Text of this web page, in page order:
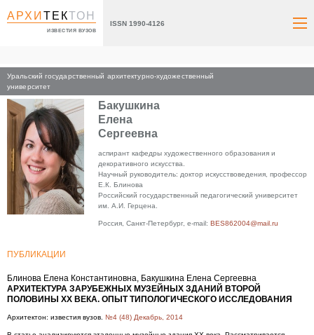
АРХИТЕКТОН
ИЗВЕСТИЯ ВУЗОВ
ISSN 1990-4126
Уральский государственный архитектурно-художественный
университет
Главная
Бакушкина
Елена
Сергеевна
аспирант кафедры художественного образования и
декоративного искусства.
Научный руководитель: доктор искусствоведения, профессор
Е.К. Блинова
Российский государственный педагогический университет
им. А.И. Герцена.
Россия, Санкт-Петербург, e-mail: BES862004@mail.ru
ПУБЛИКАЦИИ
Блинова Елена Константиновна, Бакушкина Елена Сергеевна
АРХИТЕКТУРА ЗАРУБЕЖНЫХ МУЗЕЙНЫХ ЗДАНИЙ ВТОРОЙ
ПОЛОВИНЫ XX ВЕКА. ОПЫТ ТИПОЛОГИЧЕСКОГО ИССЛЕДОВАНИЯ
Архитектон: известия вузов. №4 (48) Декабрь, 2014